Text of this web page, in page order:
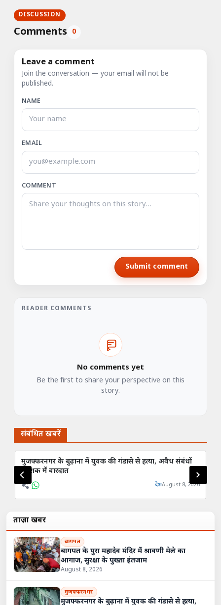
DISCUSSION
Comments 0
Leave a comment
Join the conversation — your email will not be
published.
NAME
EMAIL
COMMENT
Submit comment
READER COMMENTS
No comments yet
Be the first to share your perspective on this
story.
संबंधित खबरें
मुजफ्फरनगर के बुढ़ाना में युवक की गंडासे से हत्या, अवैध संबंधों
के शक में वारदात
देशAugust 8, 2026
ताज़ा खबरें
बागपत
बागपत के पुरा महादेव मंदिर में श्रावणी मेले का
आगाज, सुरक्षा के पुख्ता इंतजाम
August 8, 2026
मुजफ्फरनगर
मुजफ्फरनगर के बुढ़ाना में युवक की गंडासे से हत्या,